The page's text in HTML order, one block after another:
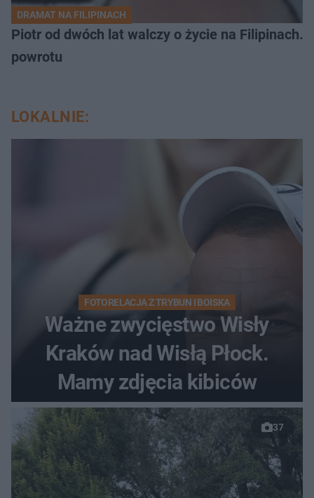
DRAMAT NA FILIPINACH
Piotr od dwóch lat walczy o życie na Filipinach.
powrotu
LOKALNIE:
FOTORELACJA Z TRYBUN I BOISKA
Ważne zwycięstwo Wisły
Kraków nad Wisłą Płock.
Mamy zdjęcia kibiców
37